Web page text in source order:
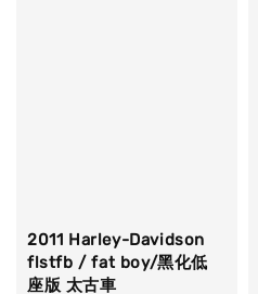
2011 Harley-Davidson
flstfb / fat boy/黑化低
座版 太古車